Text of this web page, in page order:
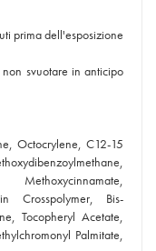
prima dell'esposizione
svuotare in anticipo
Octocrylene, C12-15
Crosspolymer, Bis-
Tocopheryl Acetate,
Palmitate,